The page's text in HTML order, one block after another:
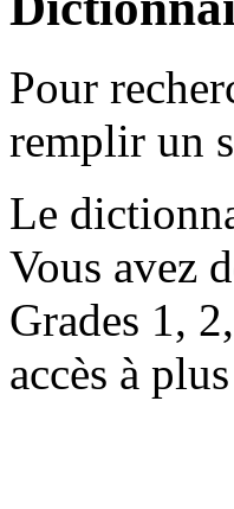
Pour
remplir un
Le
Vous avez
Grades 1,
accès à